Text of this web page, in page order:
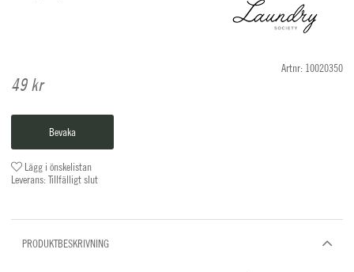
Artnr: 10020350
49kr
Bevaka
Lägg i önskelistan
Leverans: Tillfälligt slut
PRODUKTBESKRIVNING